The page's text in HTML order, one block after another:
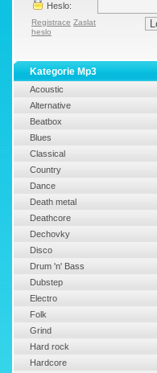
Heslo:
Registrace Zaslat
heslo
Kategorie Mp3
Acoustic
Alternative
Beatbox
Blues
Classical
Country
Dance
Death metal
Deathcore
Dechovky
Disco
Drum 'n' Bass
Dubstep
Electro
Folk
Grind
Hard rock
Hardcore